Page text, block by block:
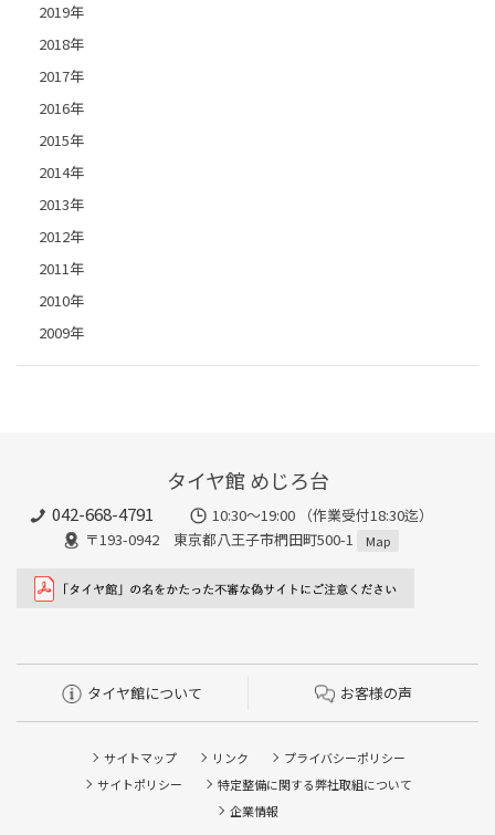
2019年
2018年
2017年
2016年
2015年
2014年
2013年
2012年
2011年
2010年
2009年
タイヤ館 めじろ台
042-668-4791
10:30～19:00 （作業受付18:30迄）
〒193-0942 東京都八王子市椚田町500-1
Map
タイヤ館について お客様の声
サイトマップ リンク
プライバシーポリシー
サイトポリシー
特定整備に関する弊社取組について
企業情報